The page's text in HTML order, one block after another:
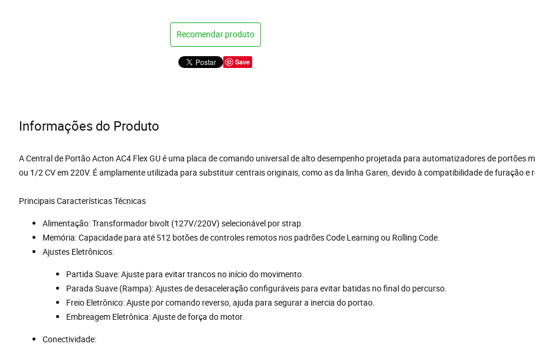
Recomendar produto
Save
Informações do Produto
A Central de Portão Acton AC4 Flex GU é uma placa de comando universal de alto desempenho projetada para automatizadores de
ou 1/2 CV em 220V. É amplamente utilizada para substituir centrais originais, como as da linha Garen, devido à compatibilidade de furação e
Principais Características Técnicas
Alimentação: Transformador bivolt (127V/220V) selecionável por strap.
Memória: Capacidade para até 512 botões de controles remotos nos padrões Code Learning ou Rolling Code.
Ajustes Eletrônicos:
Partida Suave: Ajuste para evitar trancos no início do movimento.
Parada Suave (Rampa): Ajustes de desaceleração configuráveis para evitar batidas no final do percurso.
Freio Eletrônico: Ajuste por comando reverso, ajuda para segurar a inercia do portao.
Embreagem Eletrônica: Ajuste de força do motor.
Conectividade: